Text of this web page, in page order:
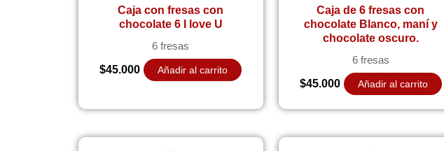
Caja con fresas con
chocolate 6 I love U
6 fresas
$45.000 Añadir al carrito
Caja de 6 fresas con
chocolate Blanco, maní y
chocolate oscuro.
6 fresas
$45.000 Añadir al carrito